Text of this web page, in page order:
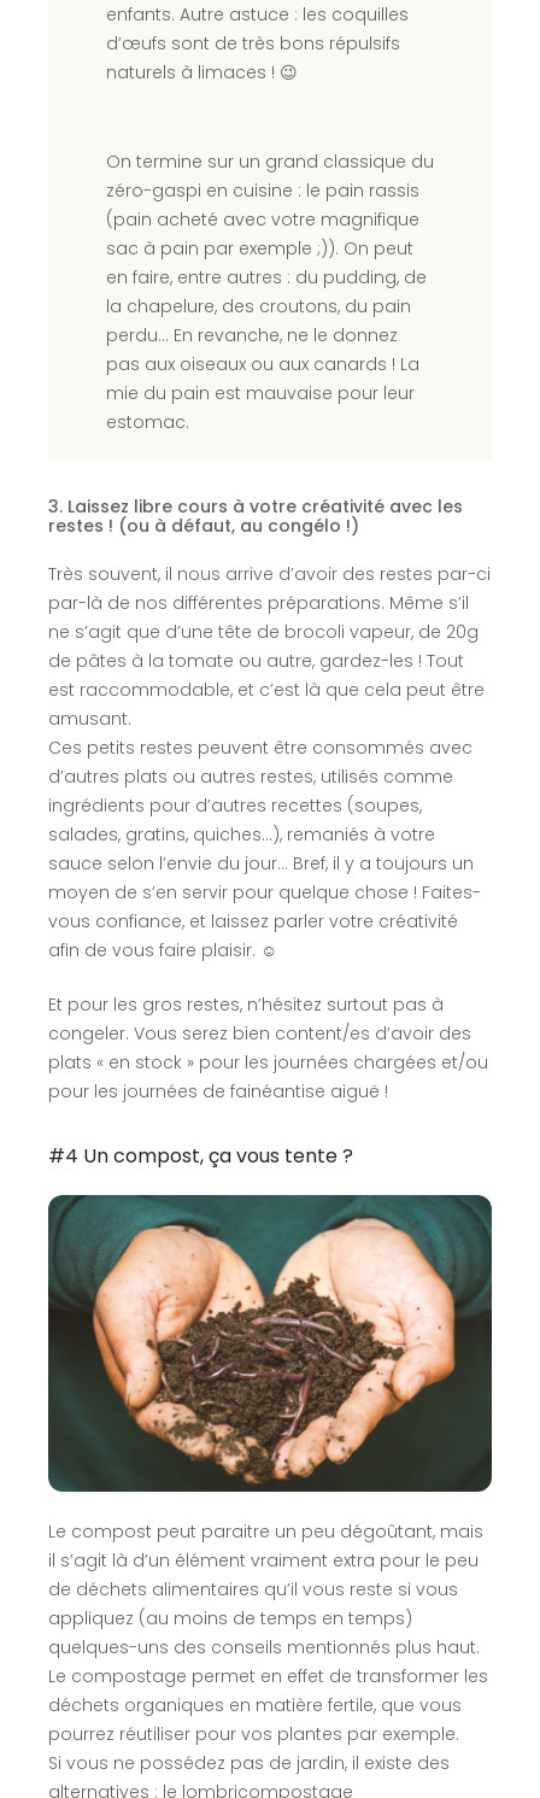
enfants. Autre astuce : les coquilles
d’œufs sont de très bons répulsifs
naturels à limaces ! 😉
On termine sur un grand classique du
zéro-gaspi en cuisine : le pain rassis
(pain acheté avec votre magnifique
sac à pain par exemple ;)). On peut
en faire, entre autres : du pudding, de
la chapelure, des croutons, du pain
perdu… En revanche, ne le donnez
pas aux oiseaux ou aux canards ! La
mie du pain est mauvaise pour leur
estomac.
3. Laissez libre cours à votre créativité avec les
restes ! (ou à défaut, au congélo !)
Très souvent, il nous arrive d’avoir des restes par-ci
par-là de nos différentes préparations. Même s’il
ne s’agit que d’une tête de brocoli vapeur, de 20g
de pâtes à la tomate ou autre, gardez-les ! Tout
est raccommodable, et c’est là que cela peut être
amusant.
Ces petits restes peuvent être consommés avec
d’autres plats ou autres restes, utilisés comme
ingrédients pour d’autres recettes (soupes,
salades, gratins, quiches…), remaniés à votre
sauce selon l’envie du jour… Bref, il y a toujours un
moyen de s’en servir pour quelque chose ! Faites-
vous confiance, et laissez parler votre créativité
afin de vous faire plaisir. ☺
Et pour les gros restes, n’hésitez surtout pas à
congeler. Vous serez bien content/es d’avoir des
plats « en stock » pour les journées chargées et/ou
pour les journées de fainéantise aiguë !
#4 Un compost, ça vous tente ?
Le compost peut paraitre un peu dégoûtant, mais
il s’agit là d’un élément vraiment extra pour le peu
de déchets alimentaires qu’il vous reste si vous
appliquez (au moins de temps en temps)
quelques-uns des conseils mentionnés plus haut.
Le compostage permet en effet de transformer les
déchets organiques en matière fertile, que vous
pourrez réutiliser pour vos plantes par exemple.
Si vous ne possédez pas de jardin, il existe des
alternatives : le lombricompostage